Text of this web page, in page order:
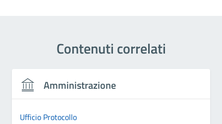
Contenuti correlati
Amministrazione
Ufficio Protocollo